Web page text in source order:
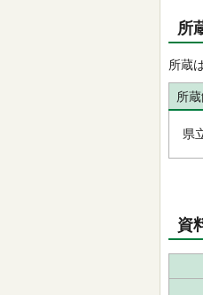
所
所蔵
所
県
資